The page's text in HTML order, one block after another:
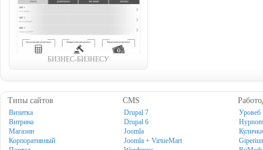
БИЗНЕС-БИЗНЕСУ
Типы сайтов
Визитка
Витрина
Магазин
Корпоративный
CMS
Drupal 7
Drupal 6
Joomla
Joomla + VirtueMart
Уровеб
Hypnom